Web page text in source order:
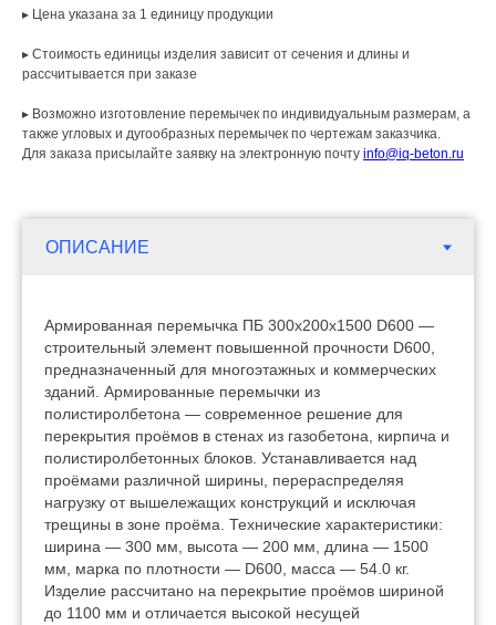
▸ Цена указана за 1 единицу продукции
▸ Стоимость единицы изделия зависит от сечения и длины и
рассчитывается при заказе
▸ Возможно изготовление перемычек по индивидуальным размерам, а
также угловых и дугообразных перемычек по чертежам заказчика.
Для заказа присылайте заявку на электронную почту info@iq-beton.ru
Армированная перемычка ПБ 300х200х1500 D600 —
строительный элемент повышенной прочности D600,
предназначенный для многоэтажных и коммерческих
зданий. Армированные перемычки из
полистиролбетона — современное решение для
перекрытия проёмов в стенах из газобетона, кирпича и
полистиролбетонных блоков. Устанавливается над
проёмами различной ширины, перераспределяя
нагрузку от вышележащих конструкций и исключая
трещины в зоне проёма. Технические характеристики:
ширина — 300 мм, высота — 200 мм, длина — 1500
мм, марка по плотности — D600, масса — 54.0 кг.
Изделие рассчитано на перекрытие проёмов шириной
до 1100 мм и отличается высокой несущей